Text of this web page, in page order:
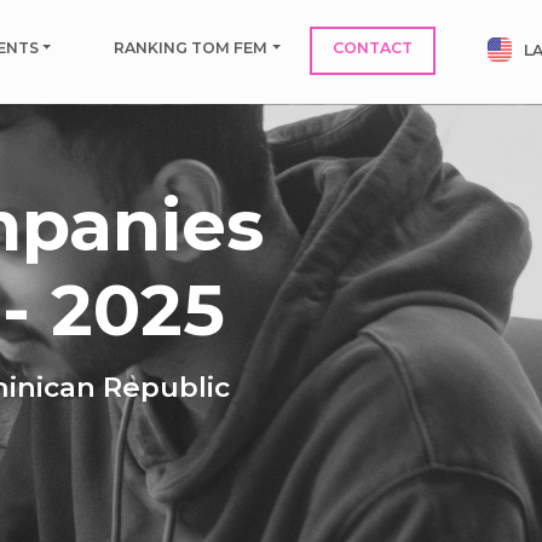
RANKING TOM FEM CONTACT
2025
Republic